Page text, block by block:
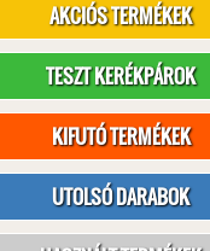
AKCIÓS TERMÉKEK
TESZT KERÉKPÁROK
KIFUTÓ TERMÉKEK
UTOLSÓ DARABOK